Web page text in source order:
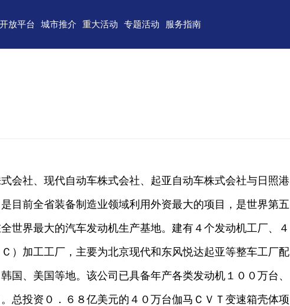
开放平台
)自由贸易试验区
城市推介
济南 青岛
临沂 聊城
滨州 菏泽
重大活动 专题活动
重点区域招商
服务指南
政务服务
会社、现代自动车株式会社、起亚自动车株式会社与日照港
目前全省装备制造业领域利用外资最大的项目，是世界第五
世界最大的汽车发动机生产基地。建有４个发动机工厂、４
）加工工厂，主要为北京现代和东风悦达起亚等整车工厂配
国、美国等地。该公司已具备年产各类发动机１００万台、
总投资０．６８亿美元的４０万台伽马ＣＶＴ变速箱壳体项